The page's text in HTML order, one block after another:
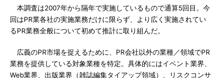
本調査は2007年から隔年で実施しているもので通算5回目。今
回はPR業各社の実施業務だけに限らず、より広く実施されてい
るPR業務全般について初めて推計に取り組んだ。
広義のPR市場を捉えるために、PR会社以外の業種／領域でPR
業務を提供している対象業種を特定。具体的にはイベント業界、
Web業界、出版業界（雑誌編集タイアップ領域）、リスクコンサ